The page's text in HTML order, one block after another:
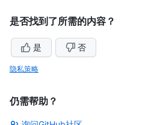
是否找到了所需的内容？
是 否
隐私策略
仍需帮助？